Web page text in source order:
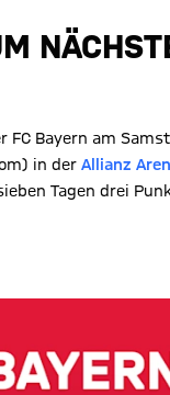
Bayern am
in der Allianz
Tagen drei